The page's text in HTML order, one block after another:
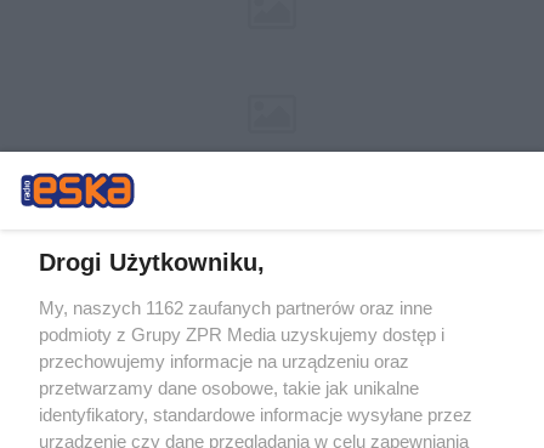
Żaden utwór zamieszczony w serwisie nie może być powielany i
rozpowszechniany lub dalej rozpowszechniany w jakikolwiek sposób (w
tym także elektroniczny lub mechaniczny) na jakimkolwiek polu
eksploatacji w jakiejkolwiek formie, włącznie z umieszczaniem w
Internecie bez pisemnej zgody właściciela praw. Jakiekolwiek użycie lub
wykorzystanie utworów w całości lub w części z naruszeniem prawa,
tzn. bez właściwej zgody, jest zabronione pod groźbą kary i może być
Drogi Użytkowniku,
My, naszych 1162 zaufanych partnerów oraz inne
podmioty z Grupy ZPR Media uzyskujemy dostęp i
przechowujemy informacje na urządzeniu oraz
przetwarzamy dane osobowe, takie jak unikalne
identyfikatory, standardowe informacje wysyłane przez
urządzenie czy dane przeglądania w celu zapewniania